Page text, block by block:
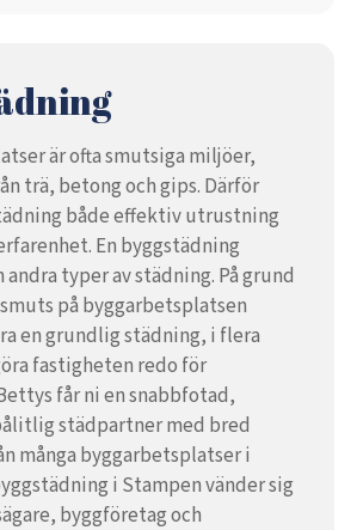
är ofta smutsiga miljöer,
trä, betong och gips. Därför
både effektiv utrustning
En byggstädning
typer av städning. På grund
på byggarbetsplatsen
en grundlig städning, i flera
fastigheten redo för
får ni en snabbfotad,
städpartner med bred
många byggarbetsplatser i
i Stampen vänder sig
byggföretag och